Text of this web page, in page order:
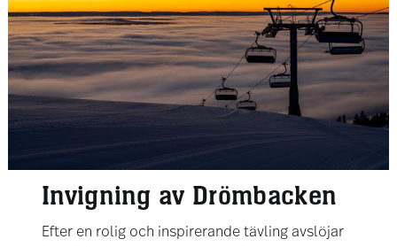
Invigning av Drömbacken
Efter en rolig och inspirerande tävling avslöjar